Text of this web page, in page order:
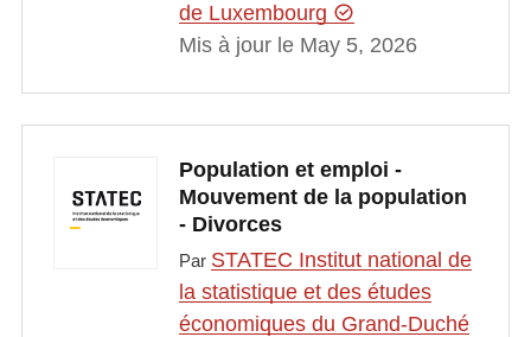
de Luxembourg
Mis à jour le May 5, 2026
Population et emploi -
Mouvement de la population
- Divorces
Par STATEC Institut national de
la statistique et des études
économiques du Grand-Duché